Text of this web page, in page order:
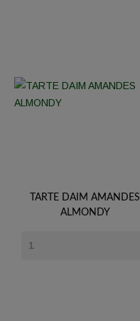
TARTE DAIM AMANDES
ALMONDY